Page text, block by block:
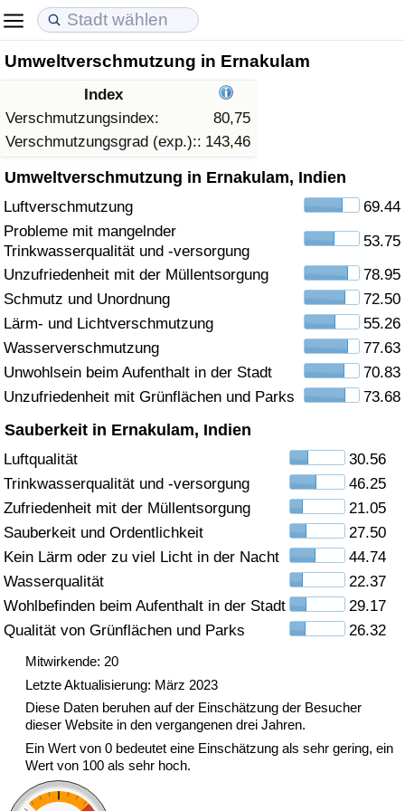
Umweltverschmutzung in Ernakulam
Index
Verschmutzungsindex:
80,75
Verschmutzungsgrad (exp.):: 143,46
Umweltverschmutzung in Ernakulam, Indien
Luftverschmutzung
69.44
Probleme mit mangelnder
Trinkwasserqualität und -versorgung
53.75
Unzufriedenheit mit der Müllentsorgung
78.95
Schmutz und Unordnung
72.50
Lärm- und Lichtverschmutzung
55.26
Wasserverschmutzung
77.63
Unwohlsein beim Aufenthalt in der Stadt
70.83
Unzufriedenheit mit Grünflächen und Parks
73.68
Sauberkeit in Ernakulam, Indien
Luftqualität
30.56
Trinkwasserqualität und -versorgung
46.25
Zufriedenheit mit der Müllentsorgung
21.05
Sauberkeit und Ordentlichkeit
27.50
Kein Lärm oder zu viel Licht in der Nacht
44.74
Wasserqualität
22.37
Wohlbefinden beim Aufenthalt in der Stadt
29.17
Qualität von Grünflächen und Parks
26.32
Mitwirkende: 20
Letzte Aktualisierung: März 2023
Diese Daten beruhen auf der Einschätzung der Besucher
dieser Website in den vergangenen drei Jahren.
Ein Wert von 0 bedeutet eine Einschätzung als sehr gering, ein
Wert von 100 als sehr hoch.
Lebenshaltungskosten
Lebenshaltungskosten-Index (aktuell)
Lebenshaltungskosten-Index
Lebenshaltungskosten-Index nach Land
in Akaba
Immobilienpreise
Immobilienpreis-Index (aktuell)
Immobilienpreis-Index
Immobilienpreis-Index nach Land
Lebensqualität
Lebensqualität-Index
Lebensqualität-Index (aktuell)
Lebensqualitätsindex nach Land
Kriminalität
Kriminalitäts-Index (aktuell)
Kriminalitäts-Index
Kriminalitätsindex nach Land
Gesundheitsversorgung
Gesundheitsversorgungs-Index (aktuell)
Gesundheitsversorgungs-Index
Gesundheitsversorgungs-Index nach Land
Umweltverschmutzung
Umweltverschmutzungs-Index (aktuell)
Verschmutzungsindex
Umweltverschmutzungs-Index nach Land
Verkehr